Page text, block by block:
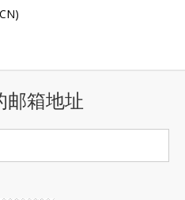
邮箱地址